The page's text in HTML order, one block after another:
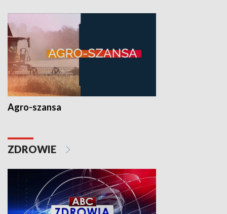
Agro-szansa
ZDROWIE